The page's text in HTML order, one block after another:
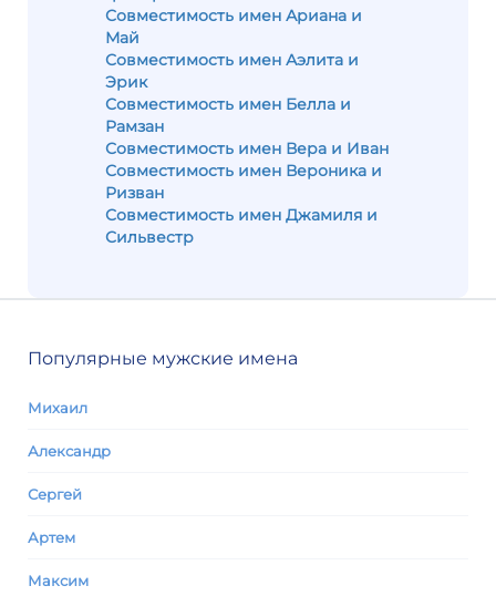
Совместимость имен Ариана и
Май
Совместимость имен Аэлита и
Эрик
Совместимость имен Белла и
Рамзан
Совместимость имен Вера и Иван
Совместимость имен Вероника и
Ризван
Совместимость имен Джамиля и
Сильвестр
Популярные мужские имена
Михаил
Александр
Сергей
Артем
Максим